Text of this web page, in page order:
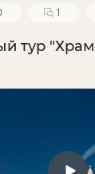
1
тур